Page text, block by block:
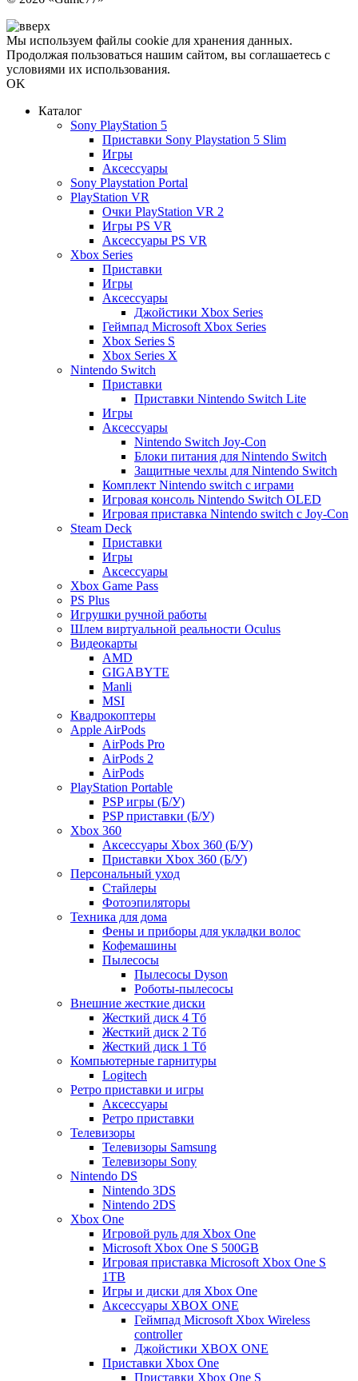
Мы используем файлы cookie для хранения данных.
Продолжая пользоваться нашим сайтом, вы соглашаетесь с
условиями их использования.
OK
Каталог
Sony PlayStation 5
Приставки Sony Playstation 5 Slim
Игры
Аксессуары
Sony Playstation Portal
PlayStation VR
Очки PlayStation VR 2
Игры PS VR
Аксессуары PS VR
Xbox Series
Приставки
Игры
Аксессуары
Джойстики Xbox Series
Геймпад Microsoft Xbox Series
Xbox Series S
Xbox Series X
Nintendo Switch
Приставки
Приставки Nintendo Switch Lite
Игры
Аксессуары
Nintendo Switch Joy-Con
Блоки питания для Nintendo Switch
Защитные чехлы для Nintendo Switch
Комплект Nintendo switch с играми
Игровая консоль Nintendo Switch OLED
Игровая приставка Nintendo switch с Joy-Con
Steam Deck
Приставки
Игры
Аксессуары
Xbox Game Pass
PS Plus
Игрушки ручной работы
Шлем виртуальной реальности Oculus
Видеокарты
AMD
GIGABYTE
Manli
MSI
Квадрокоптеры
Apple AirPods
AirPods Pro
AirPods 2
AirPods
PlayStation Portable
PSP игры (Б/У)
PSP приставки (Б/У)
Xbox 360
Аксессуары Xbox 360 (Б/У)
Приставки Xbox 360 (Б/У)
Персональный уход
Стайлеры
Фотоэпиляторы
Техника для дома
Фены и приборы для укладки волос
Кофемашины
Пылесосы
Пылесосы Dyson
Роботы-пылесосы
Внешние жесткие диски
Жесткий диск 4 Тб
Жесткий диск 2 Тб
Жесткий диск 1 Тб
Компьютерные гарнитуры
Logitech
Ретро приставки и игры
Аксессуары
Ретро приставки
Телевизоры
Телевизоры Samsung
Телевизоры Sony
Nintendo DS
Nintendo 3DS
Nintendo 2DS
Xbox One
Игровой руль для Xbox One
Microsoft Xbox One S 500GB
Игровая приставка Microsoft Xbox One S
1TB
Игры и диски для Xbox One
Аксессуары XBOX ONE
Геймпад Microsoft Xbox Wireless
controller
Джойстики XBOX ONE
Приставки Xbox One
Приставки Xbox One S